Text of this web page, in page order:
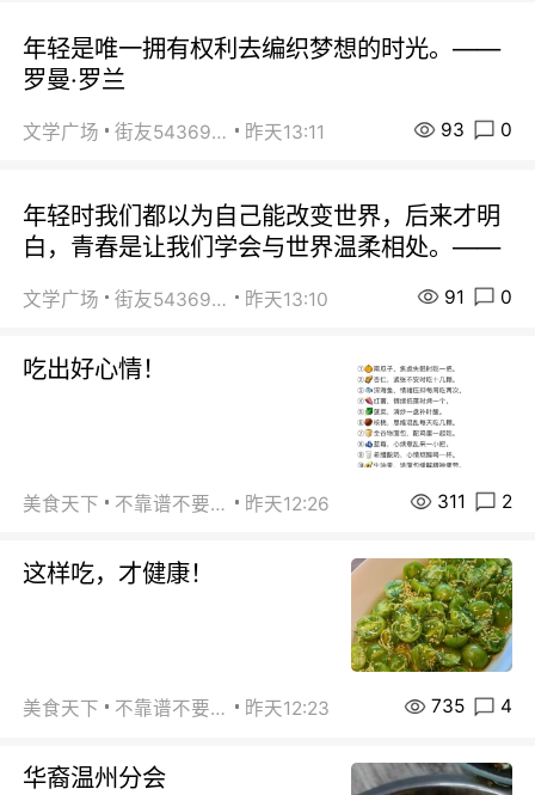
年轻是唯一拥有权利去编织梦想的时光。——
罗曼·罗兰
文学广场 街友54369822 昨天13:11 93 0
年轻时我们都以为自己能改变世界，后来才明
白，青春是让我们学会与世界温柔相处。——
文学广场 街友54369822 昨天13:10 91 0
吃出好心情！
美食天下 不靠谱不要联系 昨天12:26 311 2
这样吃，才健康！
美食天下 不靠谱不要联系 昨天12:23 735 4
华裔温州分会